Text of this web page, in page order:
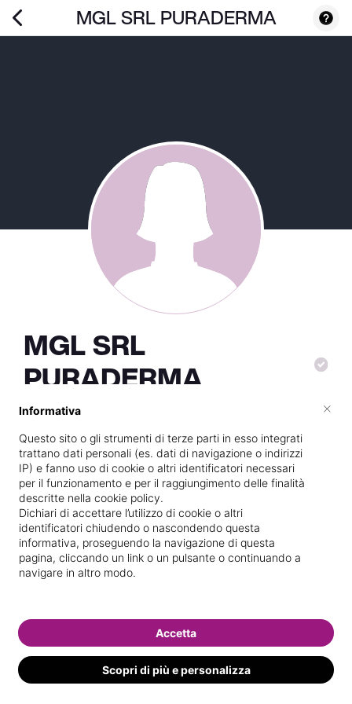
MGL SRL PURADERMA
MGL SRL
PURADERMA
Vive aChiusa di Pesio
Specializzata inRicostruzione unghie
Vedi le informazioni di MGL SRL
Informativa
Questo sito o gli strumenti di terze parti in esso integrati
trattano dati personali (es. dati di navigazione o indirizzi
IP) e fanno uso di cookie o altri identificatori necessari
per il funzionamento e per il raggiungimento delle finalità
descritte nella cookie policy.
Dichiari di accettare l’utilizzo di cookie o altri
identificatori chiudendo o nascondendo questa
informativa, proseguendo la navigazione di questa
pagina, cliccando un link o un pulsante o continuando a
navigare in altro modo.
Scopri di più e personalizza
Accetta
×